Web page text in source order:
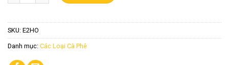
SKU: E2HO
Danh mục: Các Loại Cà Phê